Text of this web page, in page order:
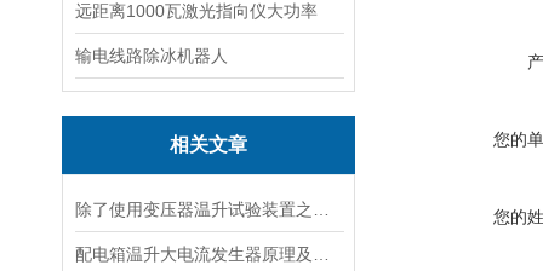
远距离1000瓦激光指向仪大功率
输电线路除冰机器人
相关文章 您的
您的